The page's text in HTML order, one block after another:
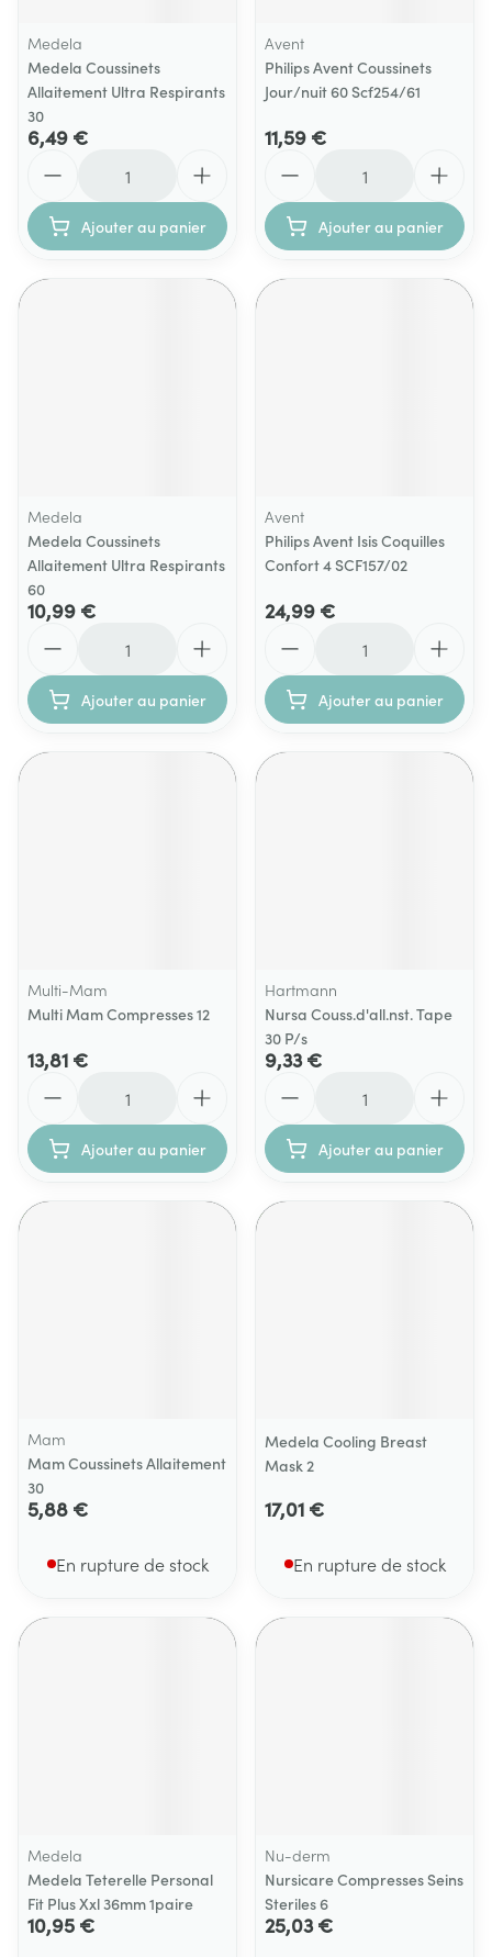
Medela
Medela Coussinets
Allaitement Ultra Respirants
30
6,49 €
Ajouter au panier
Avent
Philips Avent Coussinets
Jour/nuit 60 Scf254/61
11,59 €
Ajouter au panier
Medela
Medela Coussinets
Allaitement Ultra Respirants
60
10,99 €
Ajouter au panier
Avent
Philips Avent Isis Coquilles
Confort 4 SCF157/02
24,99 €
Ajouter au panier
Multi-Mam
Multi Mam Compresses 12
13,81 €
Ajouter au panier
Hartmann
Nursa Couss.d'all.nst. Tape
30 P/s
9,33 €
Ajouter au panier
Mam
Mam Coussinets Allaitement
30
5,88 €
En rupture de stock
Medela Cooling Breast
Mask 2
17,01 €
En rupture de stock
Medela
Medela Teterelle Personal
Fit Plus Xxl 36mm 1paire
10,95 €
Nu-derm
Nursicare Compresses Seins
Steriles 6
25,03 €